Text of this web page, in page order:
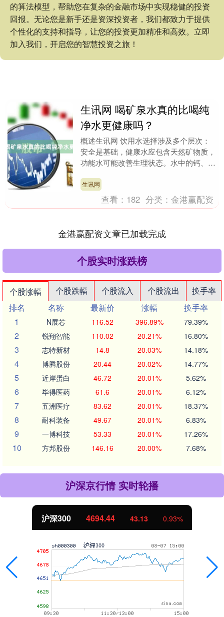
的算法模型，帮助您在复杂的金融市场中实现稳健的投资
回报。无论您是新手还是资深投资者，我们都致力于提供
个性化的支持和指导，让您的投资更加精准和高效。立即
加入我们，开启您的智慧投资之旅！
生讯网 喝矿泉水真的比喝纯
净水更健康吗？
概述生讯网 饮用水选择涉及多个层次：
安全是基础，健康水应包含天然矿物质，
功能水可能改善生理状态。水中的钙、镁
在饮食摄入不足时....
生讯网
查看： 182 分类：金港赢配资
金港赢配资文章已加载完成
个股实时涨跌榜
个股涨幅 个股跌幅 个股流入 个股流出
换手率
排名
名称 最新价 涨幅
换手率
1
N展芯 116.52 396.89% 79.39%
2 锐翔智能 110.02 20.21% 16.80%
3 志特新材 14.8 20.03% 14.18%
4 博腾股份 20.44 20.02% 14.77%
5 近岸蛋白 46.72 20.01% 5.62%
6 毕得医药 61.6 20.01% 6.12%
7 五洲医疗 83.62 20.01% 18.37%
8 耐科装备 49.67 20.01% 6.83%
9 一博科技 53.33 20.01% 17.26%
10 方邦股份 146.16 20.00% 7.68%
沪深京行情 实时轮播
沪深300 4694.44 43.13 0.93%